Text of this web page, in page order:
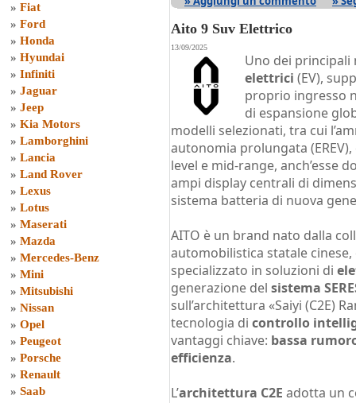
» Fiat
» Ford
» Honda
» Hyundai
» Infiniti
» Jaguar
» Jeep
» Kia Motors
» Lamborghini
» Lancia
» Land Rover
» Lexus
» Lotus
» Maserati
» Mazda
» Mercedes-Benz
» Mini
» Mitsubishi
» Nissan
» Opel
» Peugeot
» Porsche
» Renault
» Saab
Aito 9 Suv Elettrico
13/09/2025
Uno dei
elettrici (EV),
proprio ingresso
di espansione
modelli selezionati, tra cui
autonomia prolungata
level e mid-range, anch’esse
ampi display centrali di
sistema batteria di nuova
AITO è un brand nato dalla
automobilistica statale
specializzato in soluzioni di
generazione del sistema
sull’architettura «Saiyi (C2E)
tecnologia di controllo
vantaggi chiave: bassa
efficienza.
L’architettura C2E adotta un